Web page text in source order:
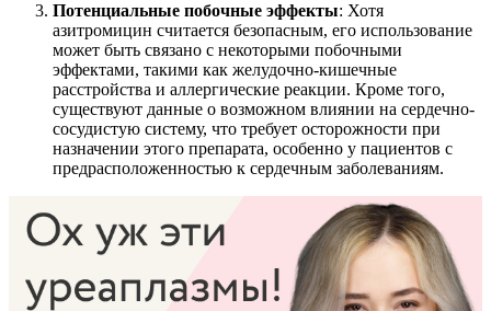
Потенциальные побочные эффекты: Хотя
азитромицин считается безопасным, его использование
может быть связано с некоторыми побочными
эффектами, такими как желудочно-кишечные
расстройства и аллергические реакции. Кроме того,
существуют данные о возможном влиянии на сердечно-
сосудистую систему, что требует осторожности при
назначении этого препарата, особенно у пациентов с
предрасположенностью к сердечным заболеваниям.